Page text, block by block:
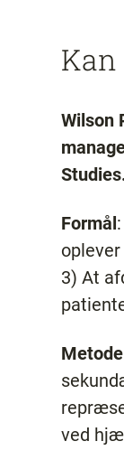
Wilson
Formål
3) At
Metode
ved